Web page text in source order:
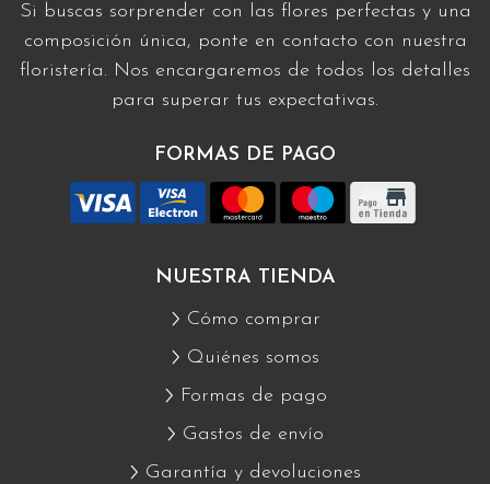
Si buscas sorprender con las flores perfectas y una
composición única, ponte en contacto con nuestra
floristería. Nos encargaremos de todos los detalles
para superar tus expectativas.
FORMAS DE PAGO
NUESTRA TIENDA
Cómo comprar
Quiénes somos
Formas de pago
Gastos de envío
Garantía y devoluciones